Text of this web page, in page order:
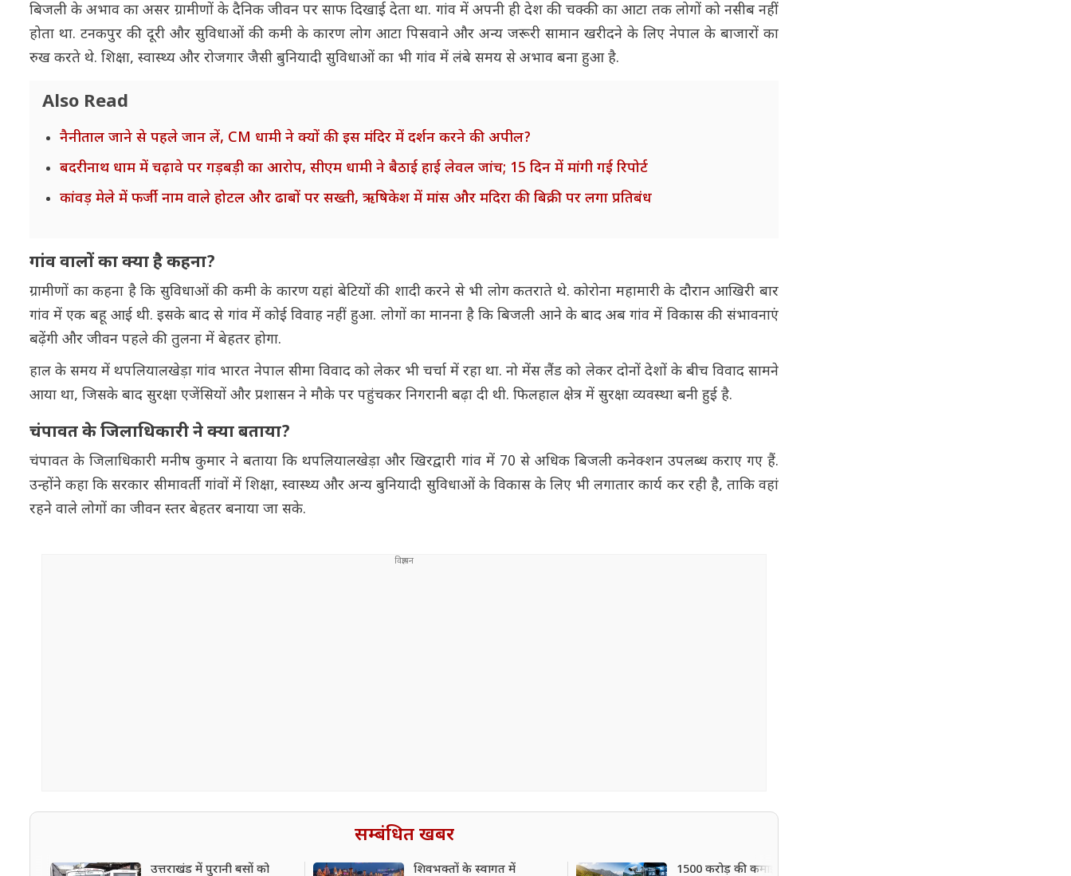
बिजली के अभाव का असर ग्रामीणों के दैनिक जीवन पर साफ दिखाई देता था. गांव में अपनी ही देश की चक्की का आटा तक लोगों को नसीब नहीं
होता था. टनकपुर की दूरी और सुविधाओं की कमी के कारण लोग आटा पिसवाने और अन्य जरूरी सामान खरीदने के लिए नेपाल के बाजारों का
रुख करते थे. शिक्षा, स्वास्थ्य और रोजगार जैसी बुनियादी सुविधाओं का भी गांव में लंबे समय से अभाव बना हुआ है.
Also Read
नैनीताल जाने से पहले जान लें, CM धामी ने क्यों की इस मंदिर में दर्शन करने की अपील?
बदरीनाथ धाम में चढ़ावे पर गड़बड़ी का आरोप, सीएम धामी ने बैठाई हाई लेवल जांच; 15 दिन में मांगी गई रिपोर्ट
कांवड़ मेले में फर्जी नाम वाले होटल और ढाबों पर सख्ती, ऋषिकेश में मांस और मदिरा की बिक्री पर लगा प्रतिबंध
गांव वालों का क्या है कहना?
ग्रामीणों का कहना है कि सुविधाओं की कमी के कारण यहां बेटियों की शादी करने से भी लोग कतराते थे. कोरोना महामारी के दौरान आखिरी बार
गांव में एक बहू आई थी. इसके बाद से गांव में कोई विवाह नहीं हुआ. लोगों का मानना है कि बिजली आने के बाद अब गांव में विकास की संभावनाएं
बढ़ेंगी और जीवन पहले की तुलना में बेहतर होगा.
हाल के समय में थपलियालखेड़ा गांव भारत नेपाल सीमा विवाद को लेकर भी चर्चा में रहा था. नो मेंस लैंड को लेकर दोनों देशों के बीच विवाद सामने
आया था, जिसके बाद सुरक्षा एजेंसियों और प्रशासन ने मौके पर पहुंचकर निगरानी बढ़ा दी थी. फिलहाल क्षेत्र में सुरक्षा व्यवस्था बनी हुई है.
चंपावत के जिलाधिकारी ने क्या बताया?
चंपावत के जिलाधिकारी मनीष कुमार ने बताया कि थपलियालखेड़ा और खिरद्वारी गांव में 70 से अधिक बिजली कनेक्शन उपलब्ध कराए गए हैं.
उन्होंने कहा कि सरकार सीमावर्ती गांवों में शिक्षा, स्वास्थ्य और अन्य बुनियादी सुविधाओं के विकास के लिए भी लगातार कार्य कर रही है, ताकि वहां
रहने वाले लोगों का जीवन स्तर बेहतर बनाया जा सके.
सम्बंधित खबर
उत्तराखंड में पुरानी बसों को शिवभक्तों के स्वागत में 1500 करोड़ की कमाई का लक्ष्य,